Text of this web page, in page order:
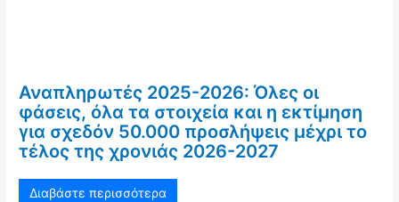
Αναπληρωτές 2025-2026: Όλες οι
φάσεις, όλα τα στοιχεία και η εκτίμηση
για σχεδόν 50.000 προσλήψεις μέχρι το
τέλος της χρονιάς 2026-2027
Διαβάστε περισσότερα